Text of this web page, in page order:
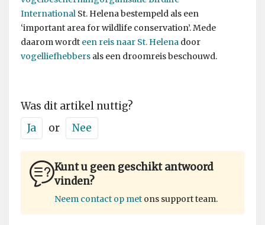
International St. Helena bestempeld als een
‘important area for wildlife conservation’. Mede
daarom wordt een reis naar St. Helena door
vogelliefhebbers als een droomreis beschouwd.
Was dit artikel nuttig?
Ja
or Nee
Kunt u geen geschikt antwoord
vinden?
Neem contact op met ons support team.